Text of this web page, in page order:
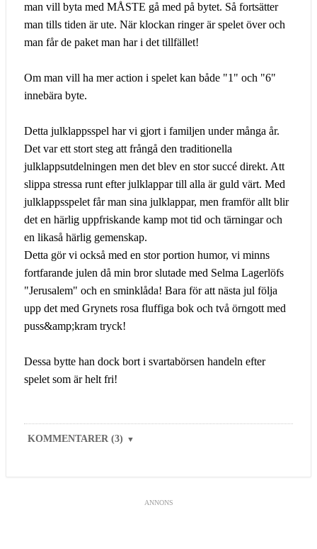
man vill byta med MÅSTE gå med på bytet. Så fortsätter
man tills tiden är ute. När klockan ringer är spelet över och
man får de paket man har i det tillfället!
Om man vill ha mer action i spelet kan både "1" och "6"
innebära byte.
Detta julklappsspel har vi gjort i familjen under många år.
Det var ett stort steg att frångå den traditionella
julklappsutdelningen men det blev en stor succé direkt. Att
slippa stressa runt efter julklappar till alla är guld värt. Med
julklappsspelet får man sina julklappar, men framför allt blir
det en härlig uppfriskande kamp mot tid och tärningar och
en likaså härlig gemenskap.
Detta gör vi också med en stor portion humor, vi minns
fortfarande julen då min bror slutade med Selma Lagerlöfs
"Jerusalem" och en sminklåda! Bara för att nästa jul följa
upp det med Grynets rosa fluffiga bok och två örngott med
puss&amp;kram tryck!
Dessa bytte han dock bort i svartabörsen handeln efter
spelet som är helt fri!
KOMMENTARER (3) ▼
ANNONS